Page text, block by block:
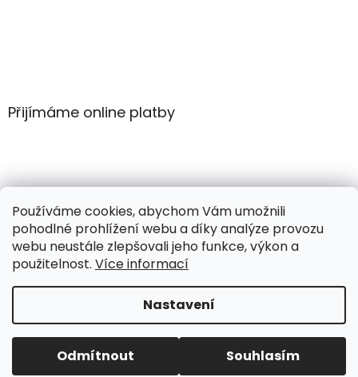
Používáme cookies, abychom Vám umožnili
pohodlné prohlížení webu a díky analýze provozu
webu neustále zlepšovali jeho funkce, výkon a
použitelnost. Více informací
Nastavení
Odmítnout Souhlasím
Přijímáme online platby
Vytvořil Shoptet
Copyright 2026OŘECHOVÁ MÁSLA Z JIŽNÍ MORAVY.
Všechna práva vyhrazena.